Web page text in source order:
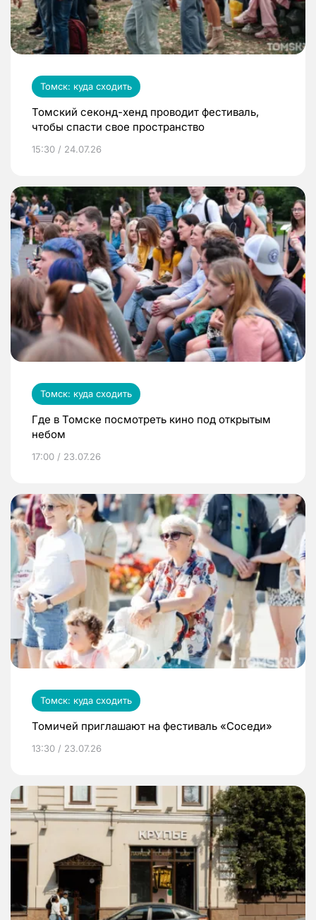
Томск: куда сходить
Томский секонд-хенд проводит фестиваль,
чтобы спасти свое пространство
15:30 / 24.07.26
Томск: куда сходить
Где в Томске посмотреть кино под открытым
небом
17:00 / 23.07.26
Томск: куда сходить
Томичей приглашают на фестиваль «Соседи»
13:30 / 23.07.26